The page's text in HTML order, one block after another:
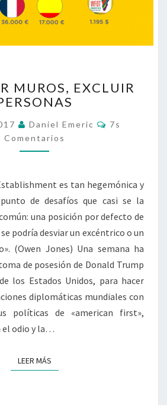
MUROS,
EXCLUIR
MUROS, EXCLUIR
Daniel Emeric Comentarios
7s
Comentarios
es tan hegemónica y
de desafíos que casi se la
una posición por defecto de
podría desviar un excéntrico o un
(Owen Jones) Una semana ha
de posesión de Donald Trump
los Estados Unidos, para hacer
diplomáticas mundiales con
políticas de «american first»,
el odio y la…
LEER MÁSLEER MÁS